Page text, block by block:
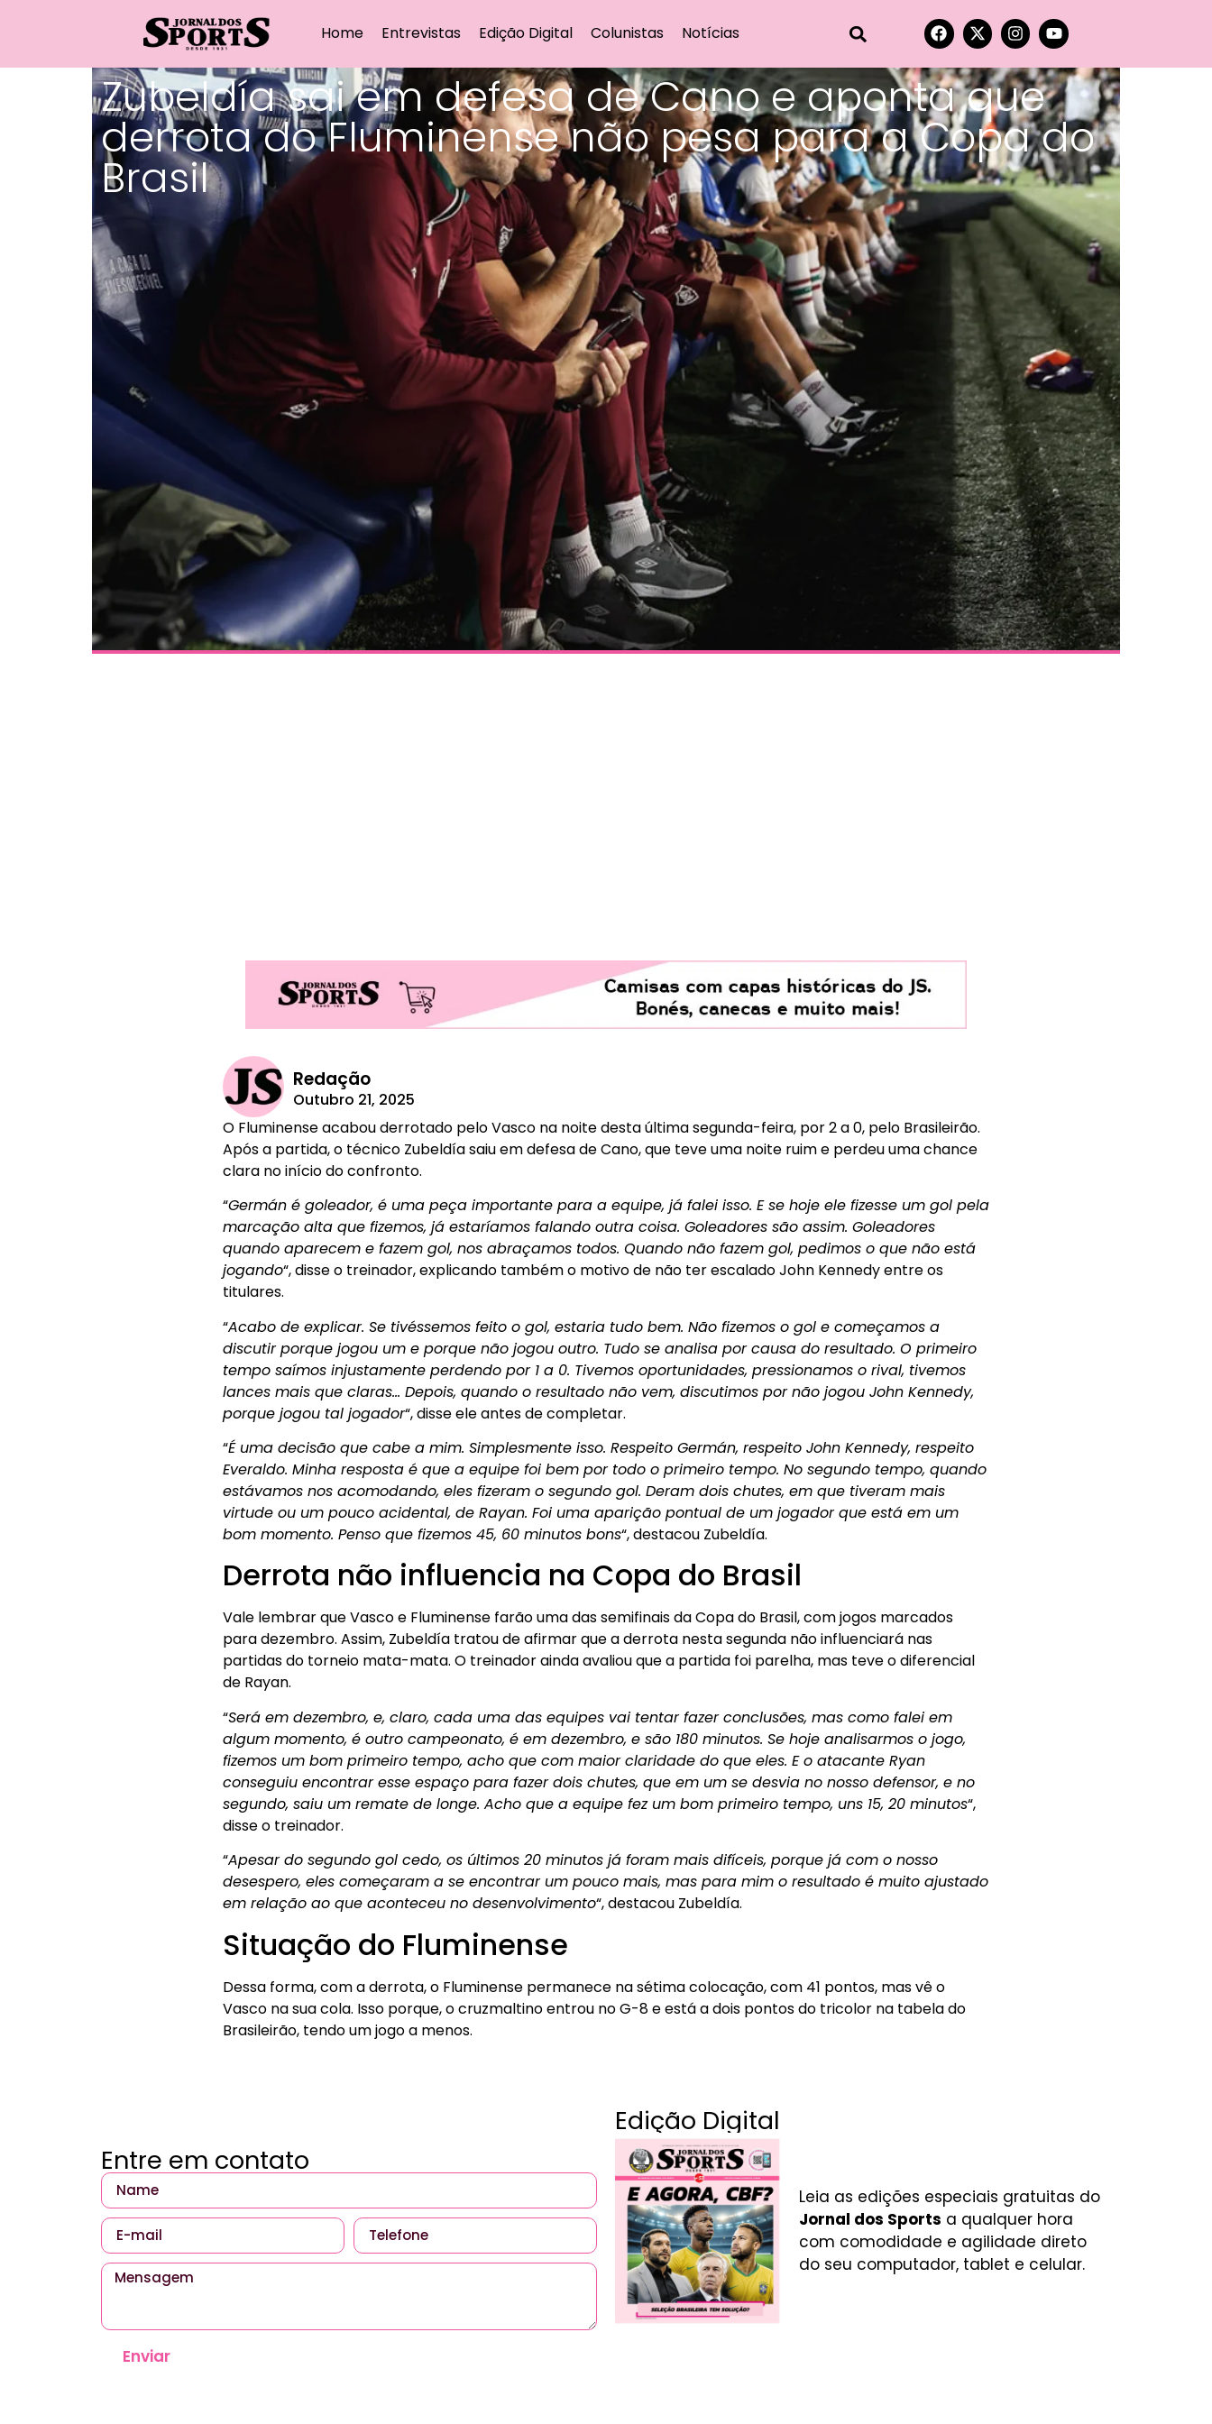
Home Entrevistas Edição Digital Colunistas Notícias
Zubeldía sai em defesa de Cano e aponta que
derrota do Fluminense não pesa para a Copa do
Brasil
Redação
Outubro 21, 2025
O Fluminense acabou derrotado pelo Vasco na noite desta última segunda-feira, por 2 a 0, pelo Brasileirão.
Após a partida, o técnico Zubeldía saiu em defesa de Cano, que teve uma noite ruim e perdeu uma chance
clara no início do confronto.
“Germán é goleador, é uma peça importante para a equipe, já falei isso. E se hoje ele fizesse um gol pela
marcação alta que fizemos, já estaríamos falando outra coisa. Goleadores são assim. Goleadores
quando aparecem e fazem gol, nos abraçamos todos. Quando não fazem gol, pedimos o que não está
jogando“, disse o treinador, explicando também o motivo de não ter escalado John Kennedy entre os
titulares.
“Acabo de explicar. Se tivéssemos feito o gol, estaria tudo bem. Não fizemos o gol e começamos a
discutir porque jogou um e porque não jogou outro. Tudo se analisa por causa do resultado. O primeiro
tempo saímos injustamente perdendo por 1 a 0. Tivemos oportunidades, pressionamos o rival, tivemos
lances mais que claras… Depois, quando o resultado não vem, discutimos por não jogou John Kennedy,
porque jogou tal jogador“, disse ele antes de completar.
“É uma decisão que cabe a mim. Simplesmente isso. Respeito Germán, respeito John Kennedy, respeito
Everaldo. Minha resposta é que a equipe foi bem por todo o primeiro tempo. No segundo tempo, quando
estávamos nos acomodando, eles fizeram o segundo gol. Deram dois chutes, em que tiveram mais
virtude ou um pouco acidental, de Rayan. Foi uma aparição pontual de um jogador que está em um
bom momento. Penso que fizemos 45, 60 minutos bons“, destacou Zubeldía.
Derrota não influencia na Copa do Brasil
Vale lembrar que Vasco e Fluminense farão uma das semifinais da Copa do Brasil, com jogos marcados
para dezembro. Assim, Zubeldía tratou de afirmar que a derrota nesta segunda não influenciará nas
partidas do torneio mata-mata. O treinador ainda avaliou que a partida foi parelha, mas teve o diferencial
de Rayan.
“Será em dezembro, e, claro, cada uma das equipes vai tentar fazer conclusões, mas como falei em
algum momento, é outro campeonato, é em dezembro, e são 180 minutos. Se hoje analisarmos o jogo,
fizemos um bom primeiro tempo, acho que com maior claridade do que eles. E o atacante Ryan
conseguiu encontrar esse espaço para fazer dois chutes, que em um se desvia no nosso defensor, e no
segundo, saiu um remate de longe. Acho que a equipe fez um bom primeiro tempo, uns 15, 20 minutos“,
disse o treinador.
“Apesar do segundo gol cedo, os últimos 20 minutos já foram mais difíceis, porque já com o nosso
desespero, eles começaram a se encontrar um pouco mais, mas para mim o resultado é muito ajustado
em relação ao que aconteceu no desenvolvimento“, destacou Zubeldía.
Situação do Fluminense
Dessa forma, com a derrota, o Fluminense permanece na sétima colocação, com 41 pontos, mas vê o
Vasco na sua cola. Isso porque, o cruzmaltino entrou no G-8 e está a dois pontos do tricolor na tabela do
Brasileirão, tendo um jogo a menos.
Entre em contato
Enviar
Edição Digital
Leia as edições especiais gratuitas do
Jornal dos Sports a qualquer hora
com comodidade e agilidade direto
do seu computador, tablet e celular.